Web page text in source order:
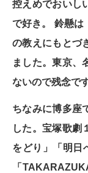
控えめでおいし
で好き。 鈴懸は
の教えにもとづ
ました。東京、
ないので残念で
ちなみに博多座
した。宝塚歌劇
をどり」「明日
「